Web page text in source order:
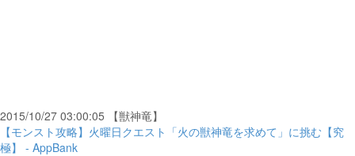
2015/10/27 03:00:05 【獣神竜】
【モンスト攻略】火曜日クエスト「火の獣神竜を求めて」に挑む【究
極】 - AppBank